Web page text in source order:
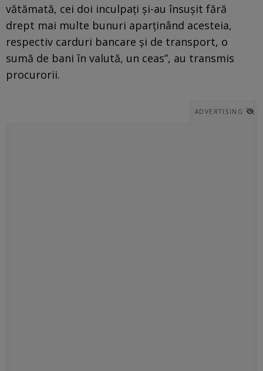
vătămată, cei doi inculpați și-au însușit fără
drept mai multe bunuri aparținând acesteia,
respectiv carduri bancare și de transport, o
sumă de bani în valută, un ceas”, au transmis
procurorii.
ADVERTISING